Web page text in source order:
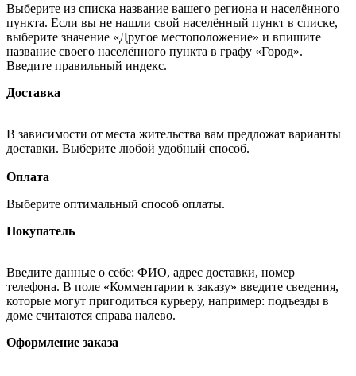
Выберите из списка название вашего региона и населённого
пункта. Если вы не нашли свой населённый пункт в списке,
выберите значение «Другое местоположение» и впишите
название своего населённого пункта в графу «Город».
Введите правильный индекс.
Доставка
В зависимости от места жительства вам предложат варианты
доставки. Выберите любой удобный способ.
Оплата
Выберите оптимальный способ оплаты.
Покупатель
Введите данные о себе: ФИО, адрес доставки, номер
телефона. В поле «Комментарии к заказу» введите сведения,
которые могут пригодиться курьеру, например: подъезды в
доме считаются справа налево.
Оформление заказа